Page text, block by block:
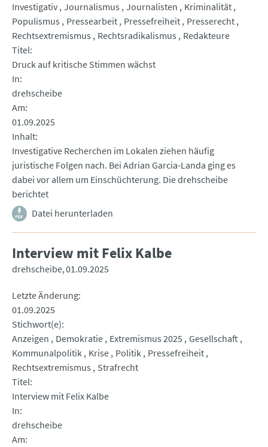
Investigativ Journalismus Journalisten
Kriminalität
Populismus
Pressearbeit Pressefreiheit Presserecht
Rechtsextremismus
Rechtsradikalismus
Redakteure
Titel
Druck auf kritische Stimmen wächst
In
drehscheibe
Am
01.09.2025
Inhalt
Investigative Recherchen im Lokalen ziehen häufig
juristische Folgen nach. Bei Adrian Garcia-Landa ging es
dabei vor allem um Einschüchterung. Die drehscheibe
berichtet
Datei herunterladen
Interview mit Felix Kalbe
drehscheibe 01.09.2025
Letzte Änderung
01.09.2025
Stichwort(e)
Anzeigen
Demokratie Extremismus 2025 Gesellschaft
Kommunalpolitik Krise Politik Pressefreiheit
Rechtsextremismus
Strafrecht
Titel
Interview mit Felix Kalbe
In
drehscheibe
Am